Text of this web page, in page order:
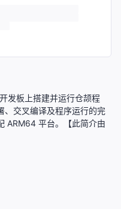
发板上搭建并运行仓颉程
、交叉编译及程序运行的完
ARM64 平台。【此简介由